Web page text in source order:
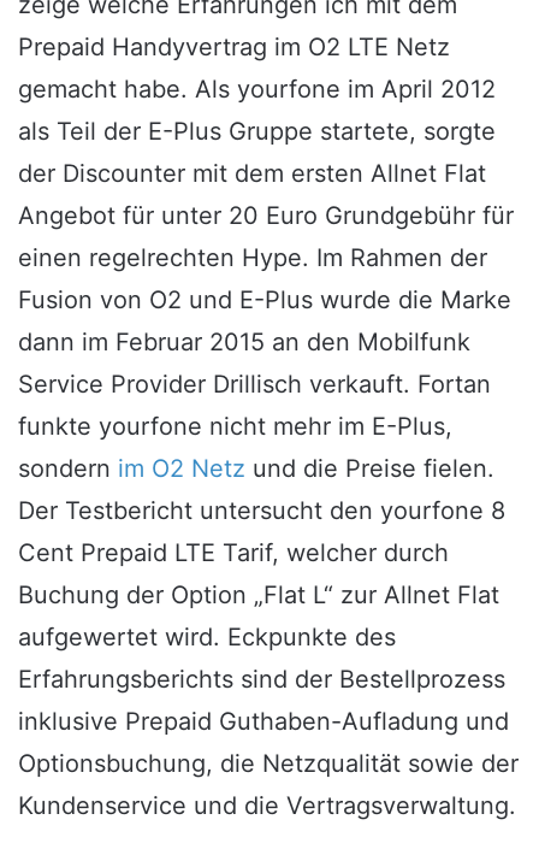
Prepaid Handyvertrag im O2 LTE Netz
gemacht habe. Als yourfone im April 2012
als Teil der E-Plus Gruppe startete, sorgte
der Discounter mit dem ersten Allnet Flat
Angebot für unter 20 Euro Grundgebühr für
einen regelrechten Hype. Im Rahmen der
Fusion von O2 und E-Plus wurde die Marke
dann im Februar 2015 an den Mobilfunk
Service Provider Drillisch verkauft. Fortan
funkte yourfone nicht mehr im E-Plus,
sondern im O2 Netz und die Preise fielen.
Der Testbericht untersucht den yourfone 8
Cent Prepaid LTE Tarif, welcher durch
Buchung der Option „Flat L“ zur Allnet Flat
aufgewertet wird. Eckpunkte des
Erfahrungsberichts sind der Bestellprozess
inklusive Prepaid Guthaben-Aufladung und
Optionsbuchung, die Netzqualität sowie der
Kundenservice und die Vertragsverwaltung.